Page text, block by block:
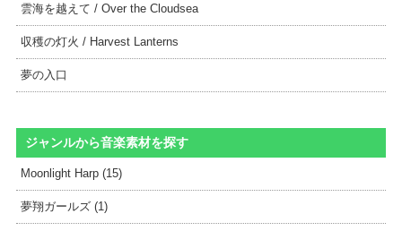
雲海を越えて / Over the Cloudsea
収穫の灯火 / Harvest Lanterns
夢の入口
ジャンルから音楽素材を探す
Moonlight Harp (15)
夢翔ガールズ (1)